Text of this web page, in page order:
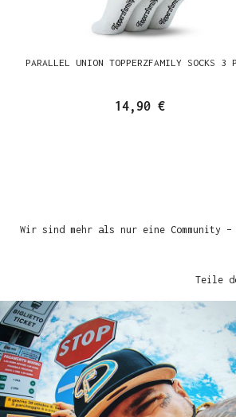
PARALLEL UNION TOPPERZFAMILY SOCKS 3
14,90 €
Wir sind mehr als nur eine Community
Teile